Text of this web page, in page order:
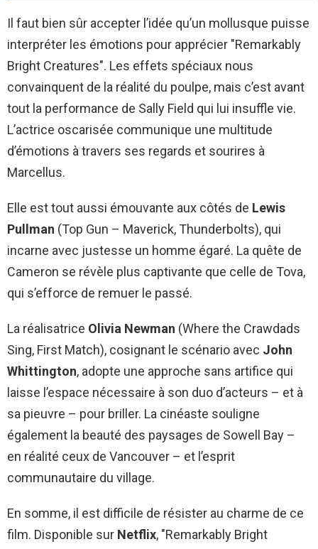
Il faut bien sûr accepter l’idée qu’un mollusque puisse
interpréter les émotions pour apprécier "Remarkably
Bright Creatures". Les effets spéciaux nous
convainquent de la réalité du poulpe, mais c’est avant
tout la performance de Sally Field qui lui insuffle vie.
L’actrice oscarisée communique une multitude
d’émotions à travers ses regards et sourires à
Marcellus.
Elle est tout aussi émouvante aux côtés de Lewis
Pullman (Top Gun – Maverick, Thunderbolts), qui
incarne avec justesse un homme égaré. La quête de
Cameron se révèle plus captivante que celle de Tova,
qui s’efforce de remuer le passé.
La réalisatrice Olivia Newman (Where the Crawdads
Sing, First Match), cosignant le scénario avec John
Whittington, adopte une approche sans artifice qui
laisse l’espace nécessaire à son duo d’acteurs – et à
sa pieuvre – pour briller. La cinéaste souligne
également la beauté des paysages de Sowell Bay –
en réalité ceux de Vancouver – et l’esprit
communautaire du village.
En somme, il est difficile de résister au charme de ce
film. Disponible sur Netflix, "Remarkably Bright